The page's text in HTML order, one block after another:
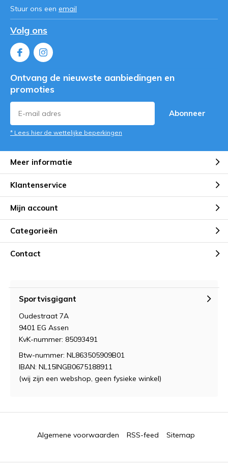
Stuur ons een email
Volg ons
Ontvang de nieuwste aanbiedingen en
promoties
Abonneer
* Lees hier de wettelijke beperkingen
Meer informatie
Klantenservice
Mijn account
Categorieën
Contact
Sportvisgigant
Oudestraat 7A
9401 EG Assen
KvK-nummer: 85093491
Btw-nummer: NL863505909B01
IBAN: NL15INGB0675188911
(wij zijn een webshop, geen fysieke winkel)
Algemene voorwaarden RSS-feed Sitemap